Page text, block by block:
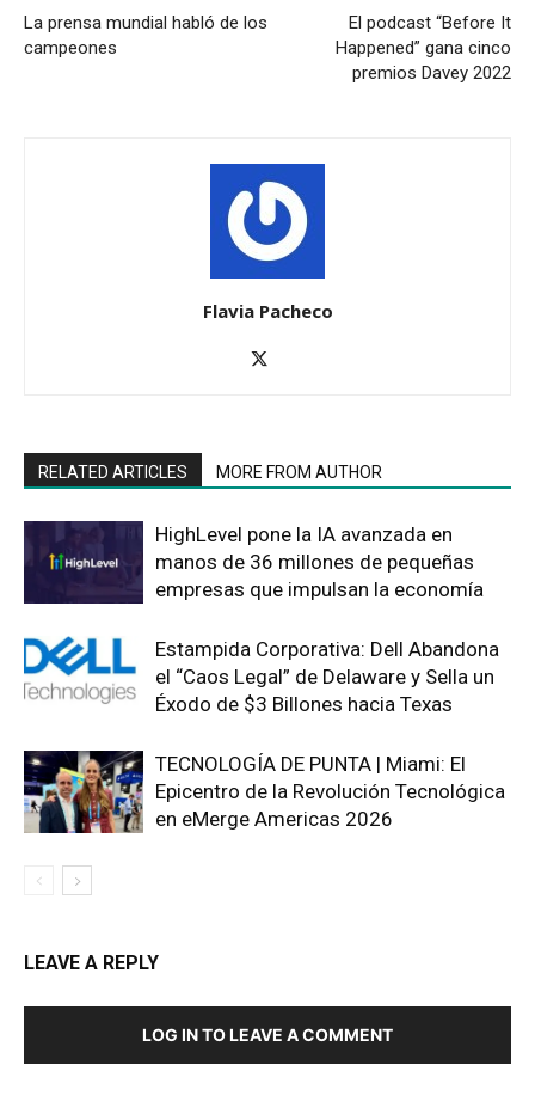
La prensa mundial habló de los
campeones
El podcast “Before It
Happened” gana cinco
premios Davey 2022
Flavia Pacheco
RELATED ARTICLES MORE FROM AUTHOR
HighLevel pone la IA avanzada en
manos de 36 millones de pequeñas
empresas que impulsan la economía
Estampida Corporativa: Dell Abandona
el “Caos Legal” de Delaware y Sella un
Éxodo de $3 Billones hacia Texas
TECNOLOGÍA DE PUNTA | Miami: El
Epicentro de la Revolución Tecnológica
en eMerge Americas 2026
LEAVE A REPLY
LOG IN TO LEAVE A COMMENT